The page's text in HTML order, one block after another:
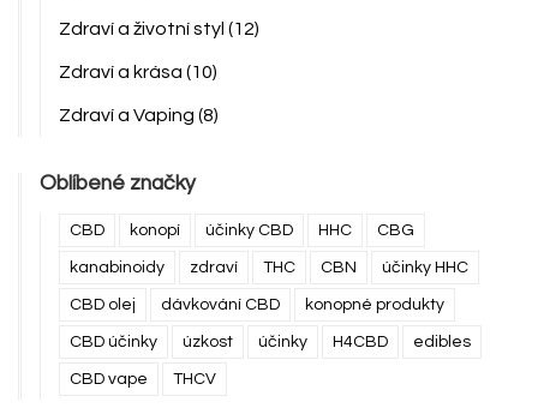
Zdraví a životní styl (12)
Zdraví a krása (10)
Zdraví a Vaping (8)
Oblíbené značky
CBD konopí účinky CBD HHC CBG
kanabinoidy zdraví THC CBN účinky HHC
CBD olej dávkování CBD konopné produkty
CBD účinky úzkost účinky H4CBD edibles
CBD vape THCV